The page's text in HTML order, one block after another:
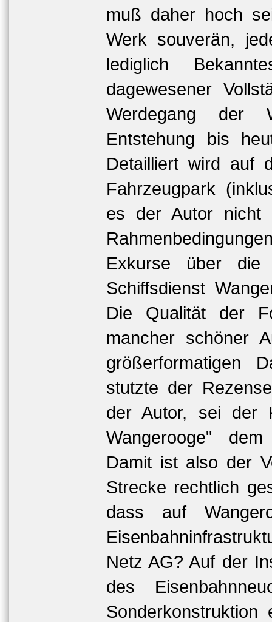
muß daher hoch
Werk souverän,
lediglich
dagewesener
Werdegang der
Entstehung bis
Detailliert wird auf
Fahrzeugpark
es der Autor nicht
Exkurse über
Schiffsdienst
Die Qualität der
mancher schöner
größerformatigen
stutzte der
der Autor, sei der
Wangerooge"
Damit ist also der
Strecke rechtlich
dass auf
Netz AG? Auf der
des